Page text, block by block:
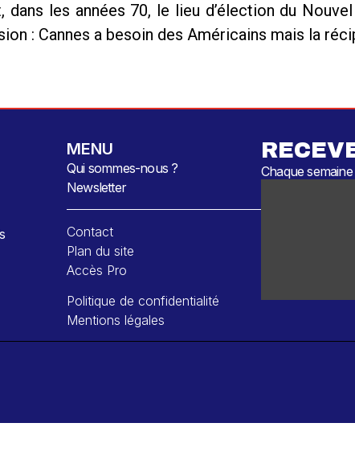
les années 70, le lieu d’élection du
: Cannes a besoin des Américains mais la
MENU
Qui sommes-nous ?
Newsletter
Contact
Plan du site
Accès Pro
Politique de confidentialité
Mentions légales
Chaque